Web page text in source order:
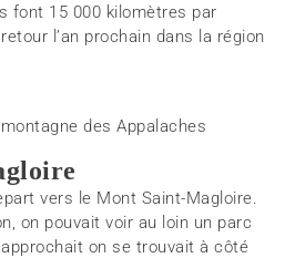
font 15 000 kilomètres par
l’an prochain dans la région
des Appalaches
vers le Mont Saint-Magloire.
on pouvait voir au loin un parc
on se trouvait à côté